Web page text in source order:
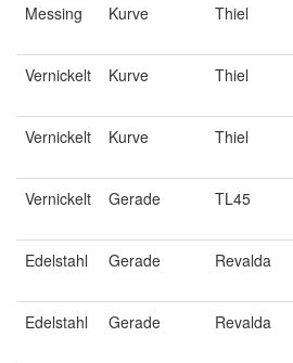
Messing Kurve Thiel
Vernickelt Kurve Thiel
Vernickelt Kurve Thiel
Vernickelt Gerade TL45
Edelstahl Gerade Revalda
Edelstahl Gerade Revalda